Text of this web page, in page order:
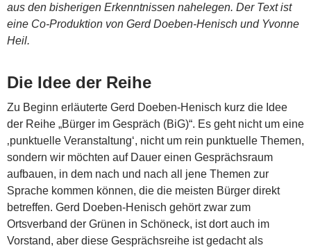
aus den bisherigen Erkenntnissen nahelegen. Der Text ist
eine Co-Produktion von Gerd Doeben-Henisch und Yvonne
Heil.
Die Idee der Reihe
Zu Beginn erläuterte Gerd Doeben-Henisch kurz die Idee
der Reihe „Bürger im Gespräch (BiG)“. Es geht nicht um eine
‚punktuelle Veranstaltung‘, nicht um rein punktuelle Themen,
sondern wir möchten auf Dauer einen Gesprächsraum
aufbauen, in dem nach und nach all jene Themen zur
Sprache kommen können, die die meisten Bürger direkt
betreffen. Gerd Doeben-Henisch gehört zwar zum
Ortsverband der Grünen in Schöneck, ist dort auch im
Vorstand, aber diese Gesprächsreihe ist gedacht als